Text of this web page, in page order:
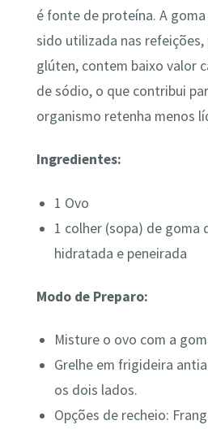
é fonte de proteína. A
sido utilizada nas refeições,
glúten, contem baixo valor
de sódio, o que contribui
organismo retenha menos
Ingredientes:
1 Ovo
1 colher (sopa) de goma
hidratada e peneirada
Modo de Preparo:
Misture o ovo com a
Grelhe em frigideira
os dois lados.
Opções de recheio: